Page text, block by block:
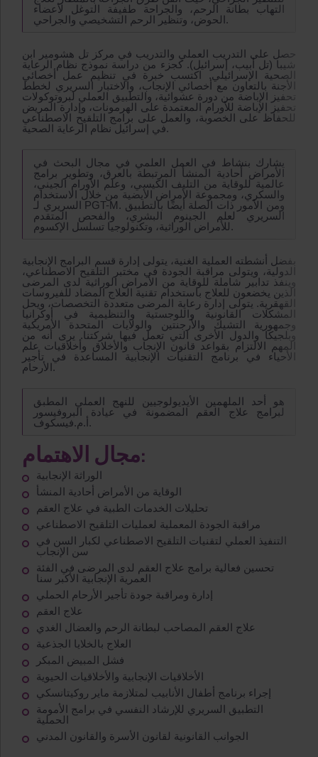
التهاب بطانة الرحم، والجراحة طفيفة التوغل لأعضاء
الحوض، وتنظير الرحم التشخيصي والجراحي.
حصل على التدريب العملي والتدريب في مركز تل هشومير ابن
شيبا (تل أبيب، إسرائيل). كجزء من دراسة نموذج نظام الرعاية
الصحية الإسرائيلي. اكتسب خبرة في تنظيم عمل أخصائي
الأجنة بالتعاون مع أخصائي الإنجاب، والاختبار السريري لخطط
تحفيز الإباضة من دورة عشوائية، والتطبيق العملي لبروتوكولات
تحفيز الإباضة للأورام المعتمدة على الهرمونات، وإدارة المريض
للحفاظ على الخصوبة، والعمل على برامج التلقيح الاصطناعي
في إسرائيل نظام الرعاية الصحية.
يشارك بنشاط في العمل العلمي في مجال البحث في
الأمراض أحادية المنشأ المرتبطة بالعرق، وتطوير برامج
عالمية للوقاية من التليف الكيسي، وعلم الأورام الجيني،
والسكري، ومجموعة الأمراض الأيضية من خلال الاستخدام
السريري لـ PGT-M. ومن الأمور ذات الصلة أيضًا بالتطبيق
السريري لعلم الجينوم البشري، والفحص المتقدم
للأمراض الوراثية، وتكنولوجيا تسلسل الإكسوم.
بفضل أنشطته العملية الغنية، يتولى إدارة قسم البرامج الإنجابية
الدولية، ويتولى مراقبة الجودة في مختبر التلقيح الاصطناعي،
وينفذ تدابير شاملة للوقاية من الأمراض الوراثية لدى المرضى
الذين يخضعون للعلاج باستخدام تقنية العلاج المضاد للفيروسات
القهقرية. يتولى إدارة رعاية المرضى متعددة التخصصات، ويحل
المشكلات القانونية واللوجستية والتنظيمية في أوكرانيا
وجمهورية التشيك والأرجنتين والولايات المتحدة الأمريكية
وبلجيكا والدول الأخرى التي تعمل فيها شركتنا. يرى أنه من
المهم الالتزام بقواعد قانون الإنجاب والأخلاق وأخلاقيات علم
الأحياء في برنامج التقنيات الإنجابية المساعدة في تأجير
الأرحام.
هو أحد الملهمين الأيديولوجيين للنهج العملي المطبق
لبرامج علاج العقم المضمونة في عيادة البروفيسور
أ.م.فيسكوف.
مجال الاهتمام:
الوراثة الإنجابية
الوقاية من الأمراض أحادية المنشأ
تحليلات الخدمات الطبية في علاج العقم
مراقبة الجودة المعملية لعمليات التلقيح الاصطناعي
التنفيذ العملي لتقنيات التلقيح الاصطناعي لكبار السن في
سن الإنجاب
تحسين فعالية برامج علاج العقم لدى المرضى في الفئة
العمرية الإنجابية الأكبر سنا
إدارة ومراقبة جودة تأجير الأرحام الحملي
علاج العقم
علاج العقم المصاحب لبطانة الرحم والعضال الغدي
العلاج بالخلايا الجذعية
فشل المبيض المبكر
الأخلاقيات الإنجابية والأخلاقيات الحيوية
إجراء برنامج أطفال الأنابيب لمتلازمة ماير روكيتانسكي
التطبيق السريري للإرشاد النفسي في برامج الأمومة
الحملية
الجوانب القانونية لقانون الأسرة والقانون المدني